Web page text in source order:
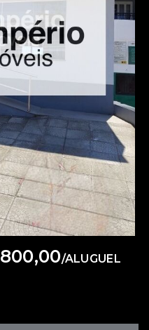
/ALUGUEL